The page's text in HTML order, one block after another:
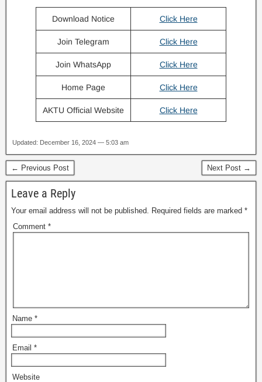
Download Notice Click Here
Join Telegram Click Here
Join WhatsApp Click Here
Home Page Click Here
AKTU Official Website Click Here
Updated: December 16, 2024 — 5:03 am
← Previous Post Next Post →
Leave a Reply
Your email address will not be published. Required fields are marked *
Comment *
Name *
Email *
Website